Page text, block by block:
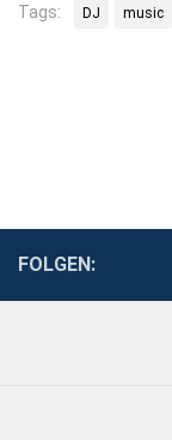
Tags: DJ music
FOLGEN: